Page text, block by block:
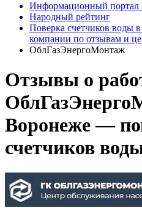
Информационный
Народный рейтинг
Поверка счетчиков воды
компании по отзывам и
ОблГазЭнергоМонтаж
Отзывы о
Воронеже —
счетчиков